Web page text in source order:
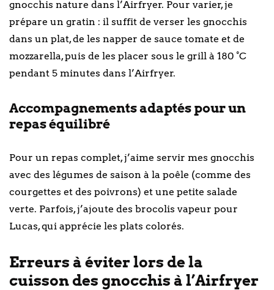
gnocchis nature dans l’Airfryer. Pour varier, je
prépare un gratin : il suffit de verser les gnocchis
dans un plat, de les napper de sauce tomate et de
mozzarella, puis de les placer sous le grill à 180 °C
pendant 5 minutes dans l’Airfryer.
Accompagnements adaptés pour un
repas équilibré
Pour un repas complet, j’aime servir mes gnocchis
avec des légumes de saison à la poêle (comme des
courgettes et des poivrons) et une petite salade
verte. Parfois, j’ajoute des brocolis vapeur pour
Lucas, qui apprécie les plats colorés.
Erreurs à éviter lors de la
cuisson des gnocchis à l’Airfryer